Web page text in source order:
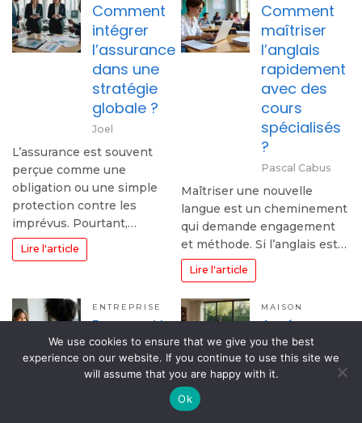
Comment
intégrer
l’assurance
dans une
stratégie
globale ?
Joel
L’assurance est souvent
perçue comme une
obligation ou une simple
protection contre les
imprévus. Pourtant,…
Lire l'article
Comment
maîtriser
l’anglais
rapidement
avec des
cours
spécialisés
?
Pascal Cabus
Maîtriser une nouvelle
langue est un cheminement
qui demande engagement
et méthode. Si l’anglais est…
Lire l'article
ENTREPRISE
Pourquoi le
tarif d’une
formation
gestes et
MAISON
Aménager
son espace
de vie :
idées pour
We use cookies to ensure that we give you the best
experience on our website. If you continue to use this site we
will assume that you are happy with it.
Ok